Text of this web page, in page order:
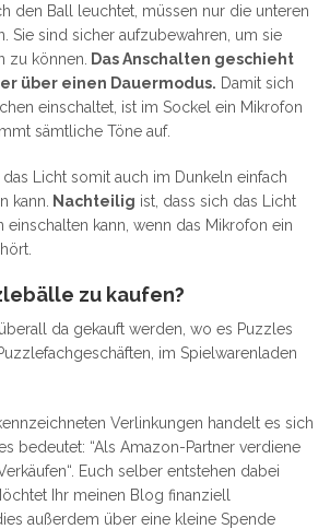
den Ball leuchtet, müssen nur die unteren
Sie sind sicher aufzubewahren, um sie
zu können. Das Anschalten geschieht
über einen Dauermodus. Damit sich
einschaltet, ist im Sockel ein Mikrofon
sämtliche Töne auf.
das Licht somit auch im Dunkeln einfach
kann. Nachteilig ist, dass sich das Licht
einschalten kann, wenn das Mikrofon ein
zu kaufen?
da gekauft werden, wo es Puzzles
im Spielwarenladen
Verlinkungen handelt es sich
bedeutet: “Als Amazon-Partner verdiene
Euch selber entstehen dabei
Ihr meinen Blog finanziell
außerdem über eine kleine Spende